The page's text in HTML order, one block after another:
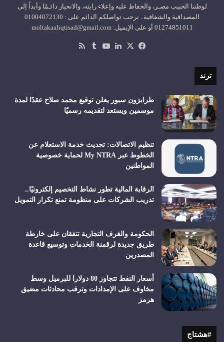
لوطننا الحبيب مصـر، والحفاظ عليه وإعلاء رايته، والانحياز دائـمًا وأبداً إلى
المصداقية والشفافية.. نرحب تواصلكم الدائم على : 01004072130
01274851011 أو على الإيميل: moltakaaliqtisad@gmail.com
فيسبوك
‫X لينكدإن‫YouTube
ترند
طرابزون سبور يعلن توقيع محمد صلاح عقدًا لمدة
موسمين ويستعد لتقديمه رسميًا
تنظيم الاتصالات: تحديث خدمة الاستعلام عن
الخطوط عبر My NTRA لحماية خصوصية
المواطنين
الرقابة المالية تطور نشاط التخصيم إلكترونيًا..
تدريب الشركات على منظومة تمنع تكرار التمويل
الحكومة والغرف التجارية تتفقان على خارطة
طريق جديدة لرقمنة الخدمات وتوسيع قاعدة
المصدرين
أسعار النفط تتجاوز 80 دولارا للبرميل وسط
مخاوف على الإمدادات وترقب محادثات مضيق
هرمز
#هشتاج